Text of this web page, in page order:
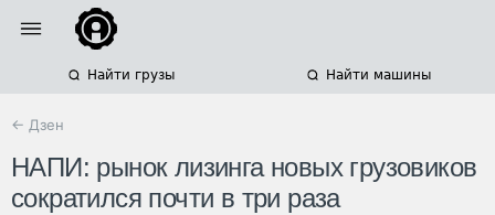
Найти грузы Найти машины
← Дзен
НАПИ: рынок лизинга новых грузовиков
сократился почти в три раза